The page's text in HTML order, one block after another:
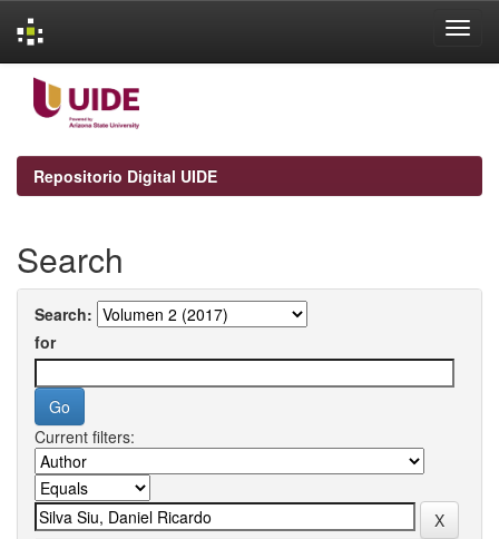
navigation
Repositorio Digital UIDE
Search
Search:
for
Current filters: